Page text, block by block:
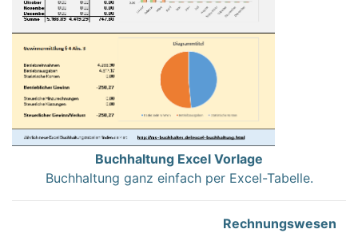
Buchhaltung Excel Vorlage
Buchhaltung ganz einfach per Excel-Tabelle.
Rechnungswesen